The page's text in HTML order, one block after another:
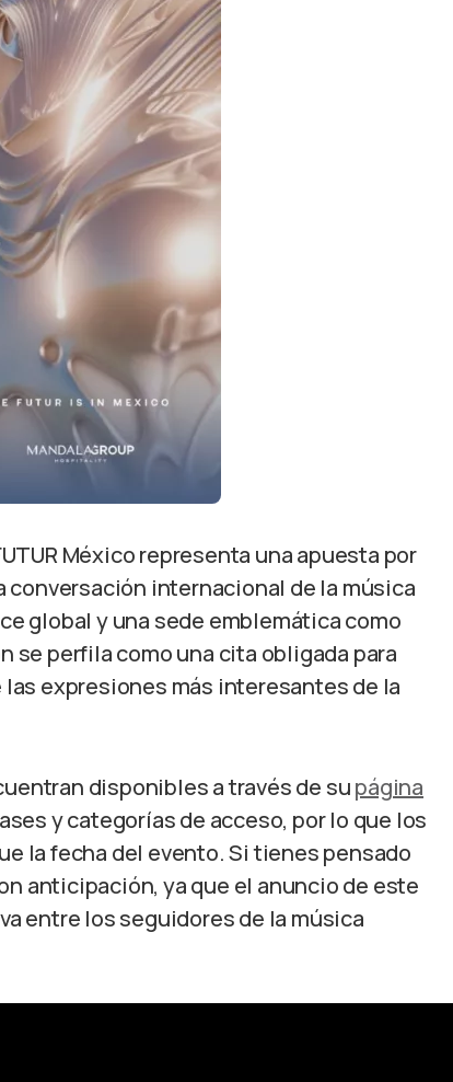
México representa una apuesta por
internacional de la música
global y una sede emblemática como
se perfila como una cita obligada para
expresiones más interesantes de la
disponibles a través de supágina
y categorías de acceso, por lo que los
la fecha del evento. Si tienes pensado
anticipación, ya que el anuncio de este
entre los seguidores de la música